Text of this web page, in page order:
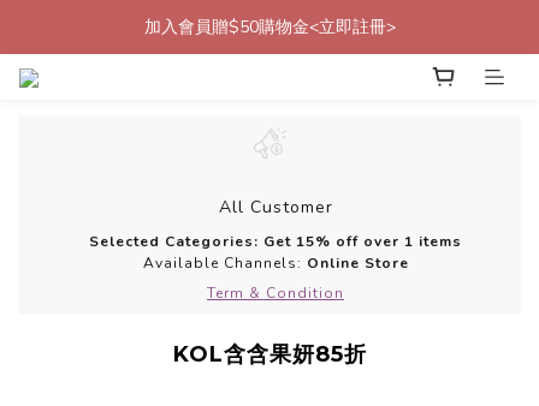
加入會員贈$50購物金<立即註冊>
加入會員贈$50購物金<立即註冊>
加入會員贈$50購物金<立即註冊>
All Customer
Selected Categories: Get 15% off over 1 items
Available Channels: Online Store
Term & Condition
KOL含含果妍85折